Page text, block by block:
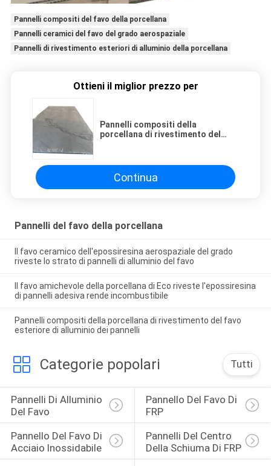
Pannelli compositi del favo della porcellana
Pannelli ceramici del favo del grado aerospaziale
Pannelli di rivestimento esteriori di alluminio della porcellana
Ottieni il miglior prezzo per
Pannelli compositi della
porcellana di rivestimento del
Continua
Pannelli del favo della porcellana
Il favo ceramico dell'epossiresina aerospaziale del grado
riveste lo strato di pannelli di alluminio del favo
Il favo amichevole della porcellana di Eco riveste l'epossiresina
di pannelli adesiva rende incombustibile
Pannelli compositi della porcellana di rivestimento del favo
esteriore di alluminio dei pannelli
Categorie popolari Tutti
Pannelli Di Alluminio
Del Favo
Pannello Del Favo Di
FRP
Pannello Del Favo Di
Acciaio Inossidabile
Pannelli Del Centro
Della Schiuma Di FRP